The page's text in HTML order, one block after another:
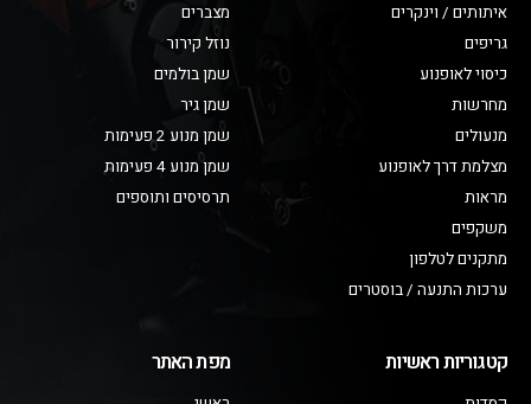
איתותים / וינקרים
גריפים
כיסוי לאופנוע
מחרשות
מנעולים
מצלמת דרך לאופנוע
מראות
משקפים
מתקנים לטלפון
ערכות התנעה / בוסטרים
מצברים
נוזל קירור
שמן בולמים
שמן גיר
שמן מנוע 2 פעימות
שמן מנוע 4 פעימות
תרסיסים ותוספים
קטגוריות ראשיות מפת האתר